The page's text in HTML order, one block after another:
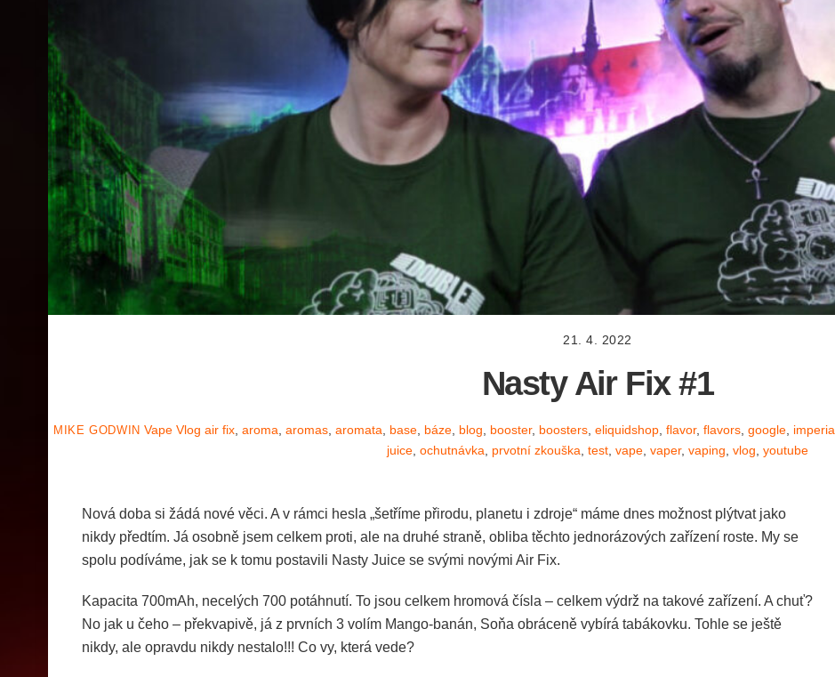
21. 4. 2022
Nasty Air Fix #1
MIKE GODWIN Vape Vlog air fix ,aroma ,aromas ,aromata base báze blog booster, boosters ,eliquidshop ,flavor,flavors ,google imperia
juice ochutnávka prvotní zkouška test vape vaper, vaping vlog youtube
Nová doba si žádá nové věci. A v rámci hesla „šetříme přirodu, planetu i zdroje“ máme dnes možnost plýtvat jako
nikdy předtím. Já osobně jsem celkem proti, ale na druhé straně, obliba těchto jednorázových zařízení roste. My se
spolu podíváme, jak se k tomu postavili Nasty Juice se svými novými Air Fix.
Kapacita 700mAh, necelých 700 potáhnutí. To jsou celkem hromová čísla – celkem výdrž na takové zařízení. A chuť?
No jak u čeho – překvapivě, já z prvních 3 volím Mango-banán, Soňa obráceně vybírá tabákovku. Tohle se ještě
nikdy, ale opravdu nikdy nestalo!!! Co vy, která vede?